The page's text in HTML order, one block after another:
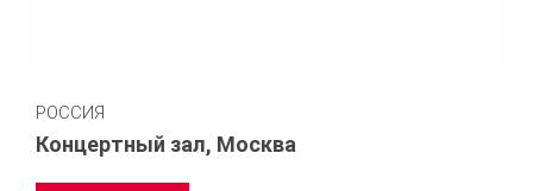
РОССИЯ
Концертный зал, Москва